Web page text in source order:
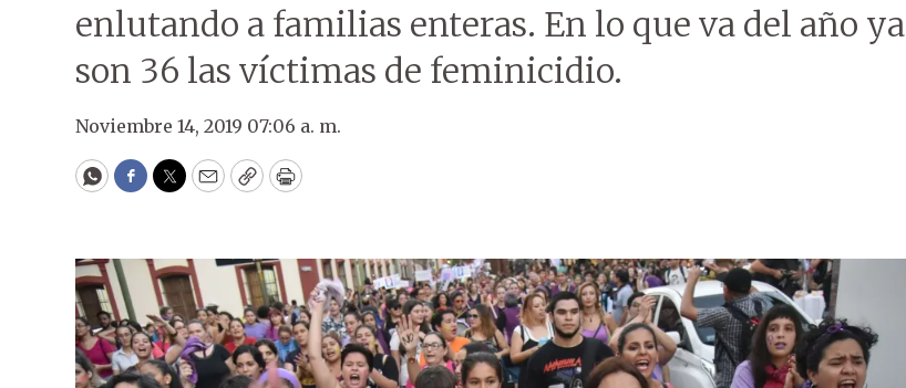
enlutando a familias enteras. En lo que va del año ya
son 36 las víctimas de feminicidio.
Noviembre 14, 2019 07:06 a. m.
WhatsApp
Facebook
Twitter
EmailCopyPrint